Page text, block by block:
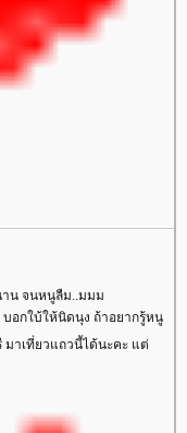
าน จนหนูลืม..มมม
อกใบ้ให้นิดนุง ถ้าอยากรู้หนู
มาเที่ยวแถวนี้ได้นะคะ แต่